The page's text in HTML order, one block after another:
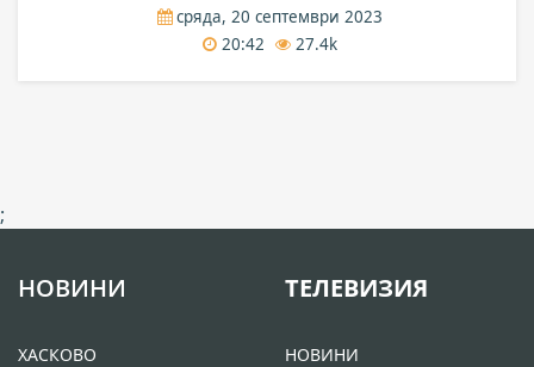
сряда, 20 септември 2023
20:42
27.4k
;
НОВИНИ
ХАСКОВО
ТЕЛЕВИЗИЯ
НОВИНИ